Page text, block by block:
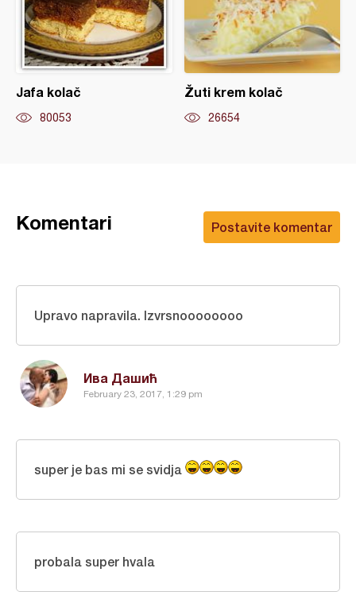
Jafa kolač
80053
Žuti krem kolač
26654
Postavite komentar
Komentari
Ива Дашић
February 23, 2017, 1:29 pm
Upravo napravila. Izvrsnoooooooo
super je bas mi se svidja
probala super hvala